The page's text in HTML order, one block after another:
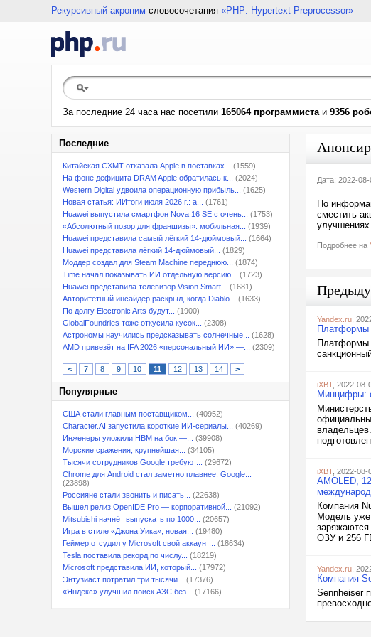
Рекурсивный акроним словосочетания «PHP: Hypertext Preprocessor»
За последние 24 часа нас посетили 165064 программистаи 9356
Последние
Китайская CXMT отказала Apple в поставках...
(1559)
На фоне дефицита DRAM Apple обратилась к...
(2024)
Western Digital удвоила операционную прибыль...
(1625)
Новая статья: ИИтоги июля 2026 г.: а...
(1761)
Huawei выпустила смартфон Nova 16 SE с очень...
(1753)
«Абсолютный позор для франшизы»: мобильная...
(1939)
Huawei представила самый лёгкий 14-дюймовый...
(1664)
Huawei представила лёгкий 14-дюймовый...
(1829)
Моддер создал для Steam Machine переднюю...
(1874)
Time начал показывать ИИ отдельную версию...
(1723)
Huawei представила телевизор Vision Smart...
(1681)
Авторитетный инсайдер раскрыл, когда Diablo...
(1633)
По долгу Electronic Arts будут...
(1900)
GlobalFoundries тоже откусила кусок...
(2308)
Астрономы научились предсказывать солнечные...
(1628)
AMD привезёт на IFA 2026 «персональный ИИ» —...
(2309)
< 7 8 9 10 11 12 13 14 >
Популярные
США стали главным поставщиком...
(40952)
Character.AI запустила короткие ИИ-сериалы...
(40269)
Инженеры уложили HBM на бок —...
(39908)
Морские сражения, крупнейшая...
(34105)
Тысячи сотрудников Google требуют...
(29672)
Chrome для Android стал заметно плавнее: Google...
(23898)
Россияне стали звонить и писать...
(22638)
Вышел релиз OpenIDE Pro — корпоративной...
(21092)
Mitsubishi начнёт выпускать по 1000...
(20657)
Игра в стиле «Джона Уика», новая...
(19480)
Геймер отсудил у Microsoft свой аккаунт...
(18634)
Tesla поставила рекорд по числу...
(18219)
Microsoft представила ИИ, который...
(17972)
Энтузиаст потратил три тысячи...
(17376)
«Яндекс» улучшил поиск АЗС без...
(17166)
Дата: 2022-
По
сместить
Подробнее на
Yandex.ru ,
Платформы
Платформы
iXBT, 2022-08-
Минцифры:
iXBT, 2022-08-
AMOLED,
Компания
Модель уже
ОЗУ и 256
Yandex.ru ,
Компания
Sennheiser